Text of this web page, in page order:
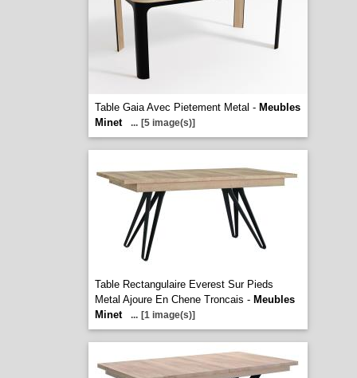
Table Gaia Avec Pietement Metal - Meubles
Minet
... [5 image(s)]
Table Rectangulaire Everest Sur Pieds
Metal Ajoure En Chene Troncais - Meubles
Minet
... [1 image(s)]